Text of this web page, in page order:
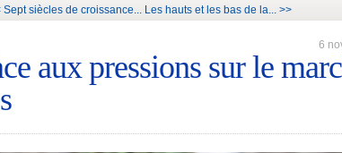
Sept siècles de croissance... Les hauts et les bas de la... >>
6
aux pressions sur le